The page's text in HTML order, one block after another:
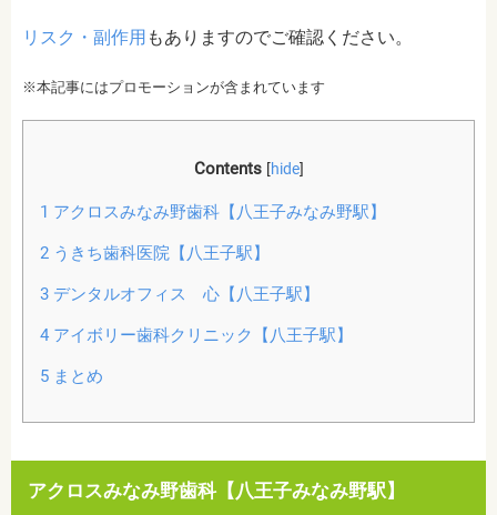
リスク・副作用 もありますのでご確認ください。
※本記事にはプロモーションが含まれています
Contents [hide]
1 アクロスみなみ野歯科【八王子みなみ野駅】
2うきち歯科医院【八王子駅】
3デンタルオフィス 心【八王子駅】
4アイボリー歯科クリニック【八王子駅】
5まとめ
アクロスみなみ野歯科【八王子みなみ野駅】